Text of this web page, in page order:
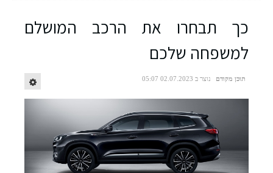
כך תבחרו את הרכב המושלם
למשפחה שלכם
תוכן מקודם נוצר ב 02.07.2023 05:07